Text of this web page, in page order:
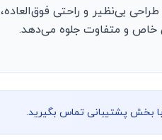
مشکی با طراحی بی‌نظیر و
خاص و متفاوت جلوه می‌دهد.
با بخش پشتیبانی تماس بگیرید.